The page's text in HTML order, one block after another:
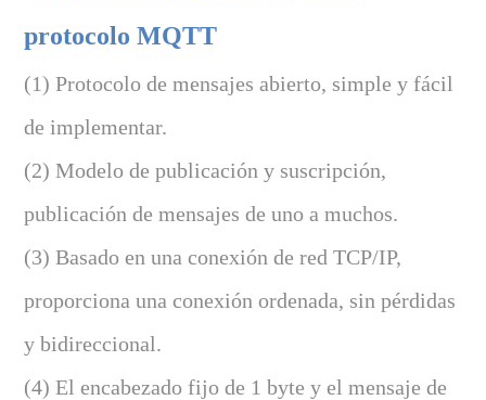
protocolo MQTT
(1) Protocolo de mensajes abierto, simple y fácil
de implementar.
(2) Modelo de publicación y suscripción,
publicación de mensajes de uno a muchos.
(3) Basado en una conexión de red TCP/IP,
proporciona una conexión ordenada, sin pérdidas
y bidireccional.
(4) El encabezado fijo de 1 byte y el mensaje de